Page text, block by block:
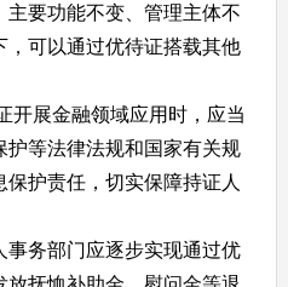
要功能不变、管理主体不
可以通过优待证搭载其他
开展金融领域应用时，应当
等法律法规和国家有关规
护责任，切实保障持证人
事务部门应逐步实现通过优